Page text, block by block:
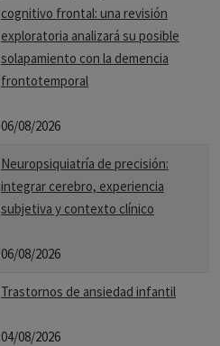
cognitivo frontal: una revisión
exploratoria analizará su posible
solapamiento con la demencia
frontotemporal
06/08/2026
Neuropsiquiatría de precisión:
integrar cerebro, experiencia
subjetiva y contexto clínico
06/08/2026
Trastornos de ansiedad infantil
04/08/2026